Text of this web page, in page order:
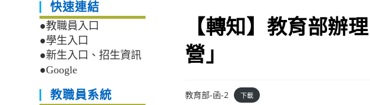
【轉知】教育部辦
營」
教育部-函-2 下載
快速連結
●教職員入口
●學生入口
●新生入口、招生資訊
●Google
教職員系統